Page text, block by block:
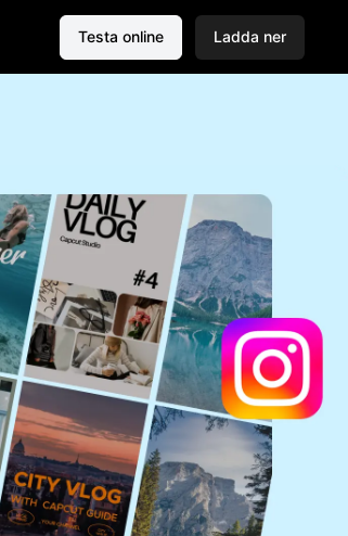
Testa online Ladda ner